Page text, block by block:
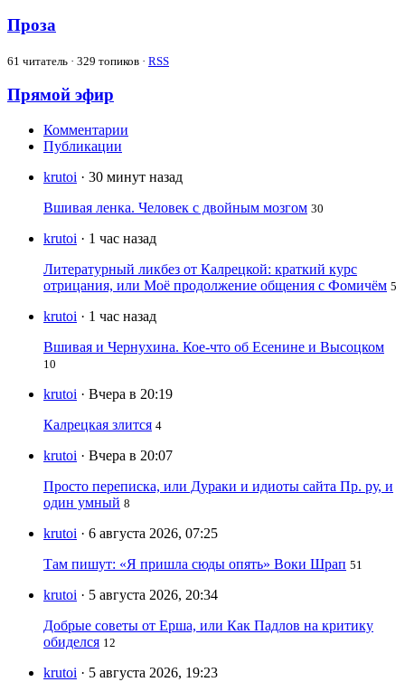
Проза
61 читатель · 329 топиков · RSS
Прямой эфир
Комментарии
Публикации
krutoi · 30 минут назад
Вшивая ленка. Человек с двойным мозгом 30
krutoi · 1 час назад
Литературный ликбез от Калрецкой: краткий курс
отрицания, или Моё продолжение общения с Фомичём 5
krutoi · 1 час назад
Вшивая и Чернухина. Кое-что об Есенине и Высоцком
10
krutoi · Вчера в 20:19
Калрецкая злится 4
krutoi · Вчера в 20:07
Просто переписка, или Дураки и идиоты сайта Пр. ру, и
один умный 8
krutoi · 6 августа 2026, 07:25
Там пишут: «Я пришла сюды опять» Воки Шрап 51
krutoi · 5 августа 2026, 20:34
Добрые советы от Ерша, или Как Падлов на критику
обиделся 12
krutoi · 5 августа 2026, 19:23